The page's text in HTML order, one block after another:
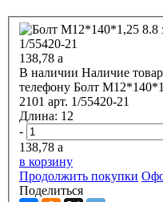
138,78 a
В наличии Наличие
телефону Болт
2101 арт. 1/55420-21
Длина: 12
-
138,78 a
в корзину
Продолжить покупки
Поделиться